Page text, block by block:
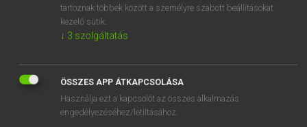
VÁLLALATI MEGOLDÁSOK
RÓLUNK
ELÉRHETŐSÉG
SÜTI BEÁLLÍTÁSOK
tartoznak többek között a személyre szabott beállításokat
kezelő sütik.
↓ 3 szolgáltatás
ÖSSZES APP ÁTKAPCSOLÁSA
Használja ezt a kapcsolót az összes alkalmazás
engedélyezéséhez/letiltásához.